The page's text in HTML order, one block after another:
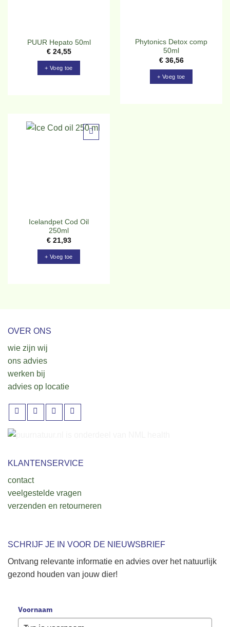
PUUR Hepato 50ml
€24,55
+ Voeg toe
Phytonics Detox comp
50ml
€36,56
+ Voeg toe
Icelandpet Cod Oil
250ml
€21,93
+ Voeg toe
OVER ONS
wie zijn wij
ons advies
werken bij
advies op locatie
KLANTENSERVICE
contact
veelgestelde vragen
verzenden en retourneren
SCHRIJF JE IN VOOR DE NIEUWSBRIEF
Ontvang relevante informatie en advies over het natuurlijk
gezond houden van jouw dier!
Voornaam